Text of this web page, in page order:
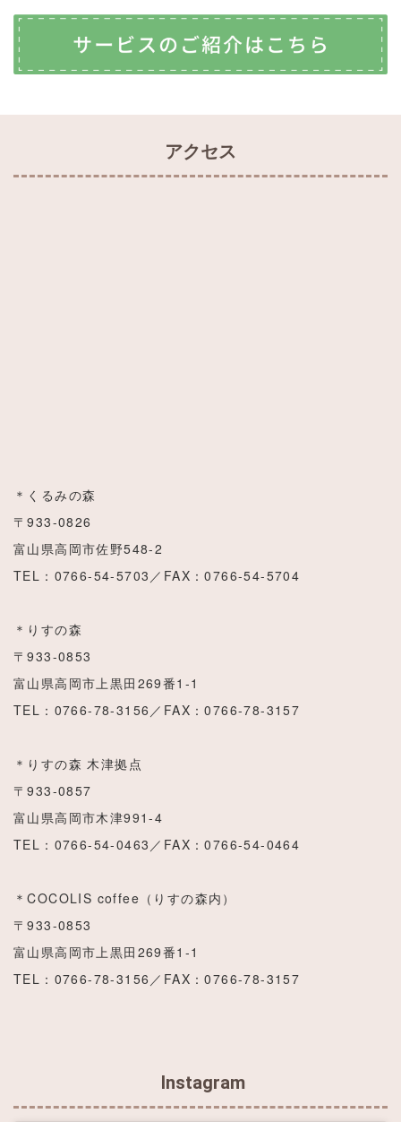
アクセス
＊くるみの森
〒933-0826
富山県高岡市佐野548-2
TEL：0766-54-5703／FAX：0766-54-5704
＊りすの森
〒933-0853
富山県高岡市上黒田269番1‐1
TEL：0766-78-3156／FAX：0766-78-3157
＊りすの森 木津拠点
〒933-0857
富山県高岡市木津991-4
TEL：0766-54-0463／FAX：0766-54-0464
＊COCOLIS coffee（りすの森内）
〒933-0853
富山県高岡市上黒田269番1‐1
TEL：0766-78-3156／FAX：0766-78-3157
Instagram